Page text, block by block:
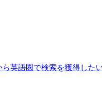
英語圏で検索を獲得した